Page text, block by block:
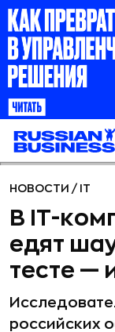
НОВОСТИ / IT
В IT-
едят
тесте —
российских